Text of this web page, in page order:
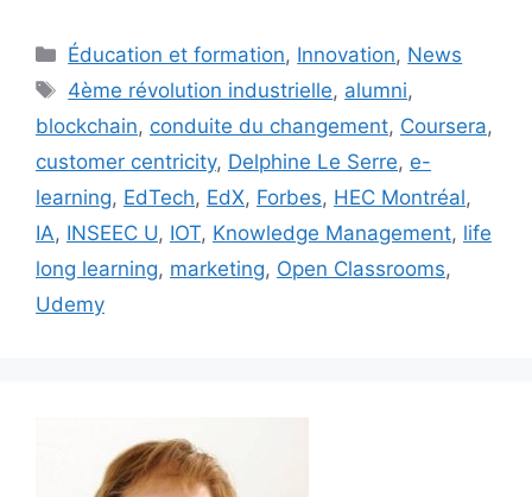
Catégories
Éducation et formation, Innovation, News
Étiquettes
4ème révolution industrielle, alumni,
blockchain, conduite du changement, Coursera,
customer centricity, Delphine Le Serre, e-
learning, EdTech, EdX, Forbes, HEC Montréal,
IA, INSEEC U, IOT, Knowledge Management, life
long learning, marketing, Open Classrooms,
Udemy